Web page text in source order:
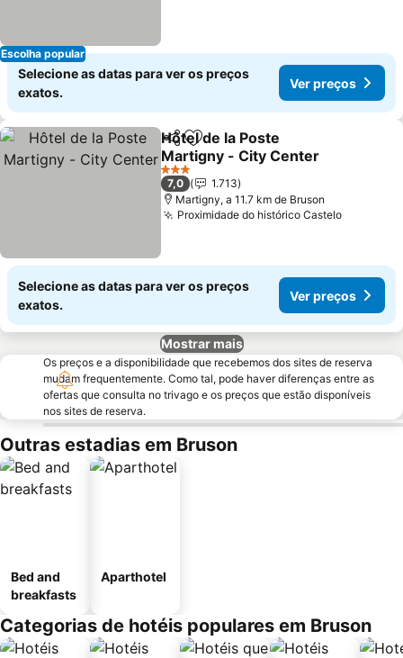
Escolha popular
Selecione as datas para ver os preços
exatos.
Ver preços
PartilharAdicionar aos favoritos
Hôtel de la Poste
Martigny - City Center
3 Estrelas
7,0
1.713
Martigny, a 11.7 km de Bruson
Proximidade do histórico Castelo
Selecione as datas para ver os preços
exatos.
Ver preços
Mostrar mais
Os preços e a disponibilidade que recebemos dos sites de reserva
mudam frequentemente. Como tal, pode haver diferenças entre as
ofertas que consulta no trivago e os preços que estão disponíveis
nos sites de reserva.
Outras estadias em Bruson
Bed and
breakfasts
Aparthotel
Categorias de hotéis populares em Bruson